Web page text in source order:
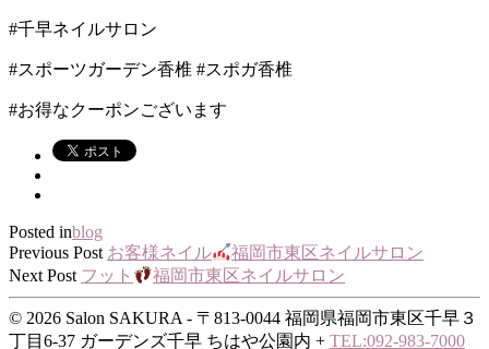
#千早ネイルサロン
#スポーツガーデン香椎 #スポガ香椎
#お得なクーポンございます
Posted inblog
Previous Post お客様ネイル
福岡市東区ネイルサロン
Next Post フット 福岡市東区ネイルサロン
© 2026 Salon SAKURA - 〒813-0044 福岡県福岡市東区千早３
丁目6-37 ガーデンズ千早 ちはや公園内 + TEL:092-983-7000